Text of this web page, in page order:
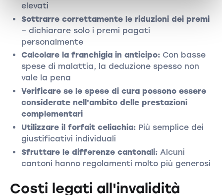
elevati
Sottrarre correttamente le riduzioni dei premi
– dichiarare solo i premi pagati
personalmente
Calcolare la franchigia in anticipo: Con basse
spese di malattia, la deduzione spesso non
vale la pena
Verificare se le spese di cura possono essere
considerate nell'ambito delle prestazioni
complementari
Utilizzare il forfait celiachia: Più semplice dei
giustificativi individuali
Sfruttare le differenze cantonali: Alcuni
cantoni hanno regolamenti molto più generosi
Costi legati all'invalidità